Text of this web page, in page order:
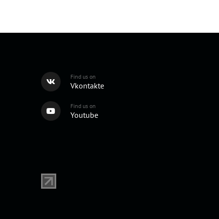
Find us on
Vkontakte
Find us on
Youtube